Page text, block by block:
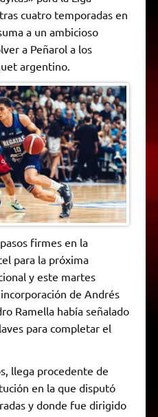
F
r
i
n
d
l
y
cuatro temporadas en
a un ambicioso
a Peñarol a los
argentino.
firmes en la
para la próxima
y este martes
de Andrés
Ramella había señalado
para completar el
llega procedente de
en la que disputó
y donde fue dirigido